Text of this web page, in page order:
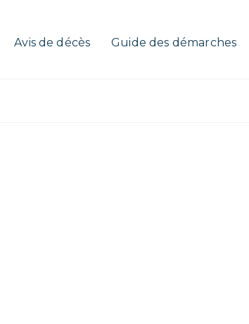
Avis de décès Guide des démarches